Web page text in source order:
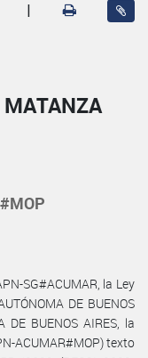
|
MATANZA
SG#ACUMAR, la Ley
DE BUENOS
BUENOS AIRES, la
ACUMAR#MOP) texto